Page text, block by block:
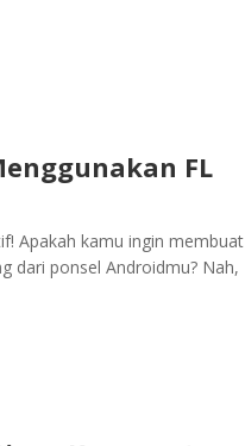
FL
Apakah kamu ingin membuat
dari ponsel Androidmu? Nah,